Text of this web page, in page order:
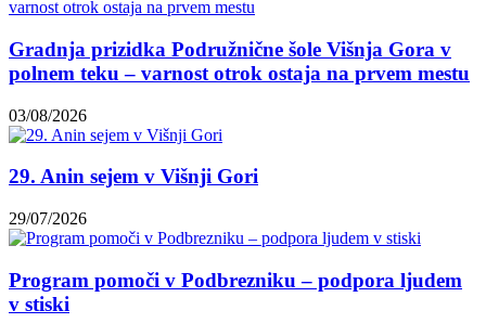
Gradnja prizidka Podružnične šole Višnja Gora v
polnem teku – varnost otrok ostaja na prvem mestu
03/08/2026
29. Anin sejem v Višnji Gori
29/07/2026
Program pomoči v Podbrezniku – podpora ljudem
v stiski